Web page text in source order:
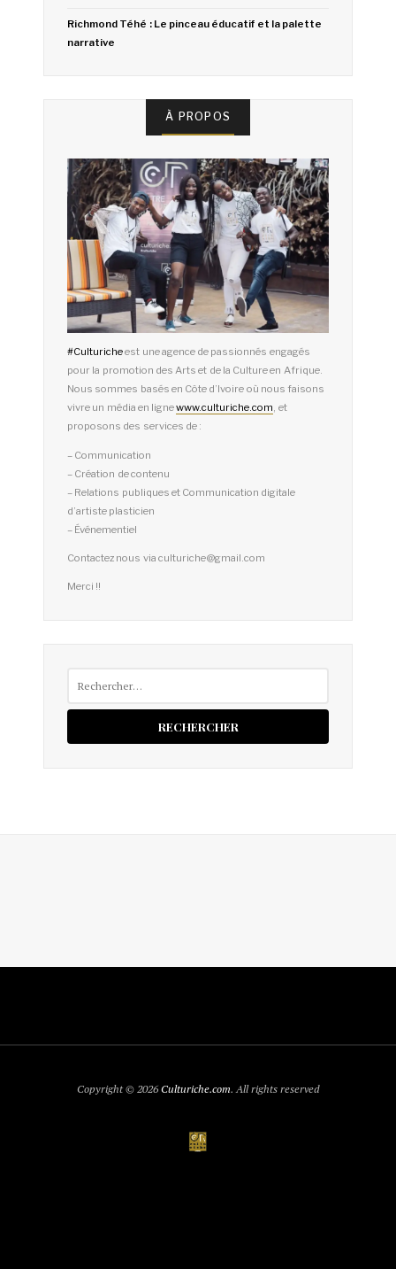
Richmond Téhé : Le pinceau éducatif et la palette
narrative
À PROPOS
#Culturicheest une agence de passionnés engagés
pour la promotion des Arts et de la Culture en Afrique.
Nous sommes basés en Côte d’Ivoire où nous faisons
vivre un média en lignewww.culturiche.com, et
proposons des services de :
– Communication
– Création de contenu
– Relations publiques et Communication digitale
d’artiste plasticien
– Événementiel
Contactez nous via culturiche@gmail.com
Merci !!
Copyright © 2026Culturiche.com. All rights reserved